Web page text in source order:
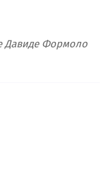
Давиде Формоло